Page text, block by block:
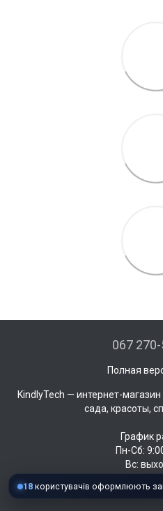
067
Полная
KindlyTech — интернет-
сада, красоты,
График
Пн-Сб:
Вс:
18 користувачів оформлюють